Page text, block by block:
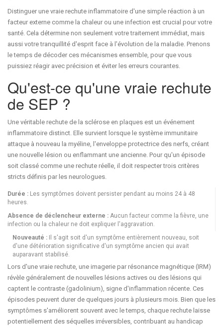
Distinguer une vraie rechute inflammatoire d'une simple réaction à un
facteur externe comme la chaleur ou une infection est crucial pour votre
santé. Cela détermine non seulement votre traitement immédiat, mais
aussi votre tranquillité d'esprit face à l'évolution de la maladie. Prenons
le temps de décoder ces mécanismes ensemble, pour que vous
puissiez réagir avec précision et éviter les erreurs courantes.
Qu'est-ce qu'une vraie rechute
de SEP ?
Une véritable rechute de la sclérose en plaques est un événement
inflammatoire distinct. Elle survient lorsque le système immunitaire
attaque à nouveau la myéline, l'enveloppe protectrice des nerfs, créant
une nouvelle lésion ou enflammant une ancienne. Pour qu'un épisode
soit classé comme une rechute réelle, il doit respecter trois critères
stricts définis par les neurologues.
Durée : Les symptômes doivent persister pendant au moins 24 à 48
heures.
Absence de déclencheur externe : Aucun facteur comme la fièvre, une
infection ou la chaleur ne doit expliquer l'aggravation.
Nouveauté : Il s'agit soit d'un symptôme entièrement nouveau, soit
d'une détérioration significative d'un symptôme ancien qui avait
auparavant stabilisé.
Lors d'une vraie rechute, une imagerie par résonance magnétique (IRM)
révèle généralement de nouvelles lésions actives ou des lésions qui
captent le contraste (gadolinium), signe d'inflammation récente. Ces
épisodes peuvent durer de quelques jours à plusieurs mois. Bien que les
symptômes s'améliorent souvent avec le temps, chaque rechute laisse
potentiellement des séquelles irréversibles, contribuant au handicap